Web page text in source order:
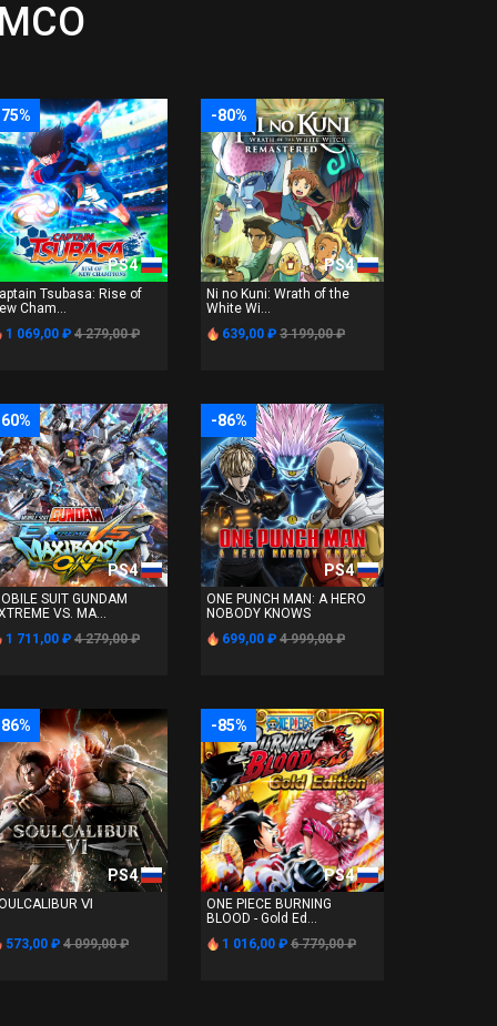
PS4
Tsubasa: Rise of
Cham...
1 069,00 ₽ 4 279,00 ₽
-80%
PS4
Ni no Kuni: Wrath of the
White Wi...
639,00 ₽ 3 199,00 ₽
PS4
SUIT GUNDAM
VS. MA...
1 711,00 ₽ 4 279,00 ₽
-86%
PS4
ONE PUNCH MAN: A HERO
NOBODY KNOWS
699,00 ₽ 4 999,00 ₽
PS4
Ⅵ
573,00 ₽ 4 099,00 ₽
-85%
PS4
ONE PIECE BURNING
BLOOD - Gold Ed...
1 016,00 ₽ 6 779,00 ₽